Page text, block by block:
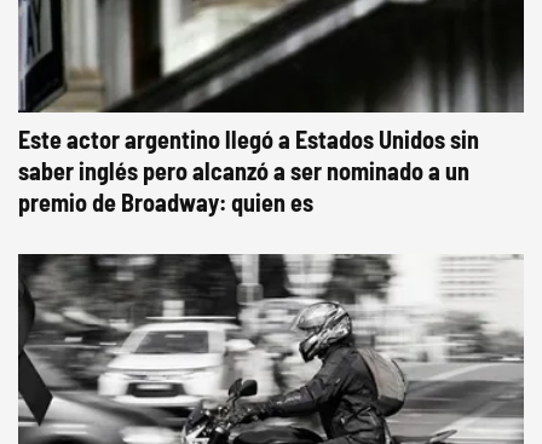
Este actor argentino llegó a Estados Unidos sin
saber inglés pero alcanzó a ser nominado a un
premio de Broadway: quien es